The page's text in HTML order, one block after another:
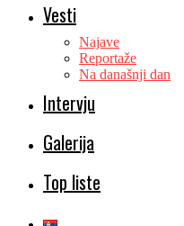
Vesti
Najave
Reportaže
Na današnji dan
Intervju
Galerija
Top liste